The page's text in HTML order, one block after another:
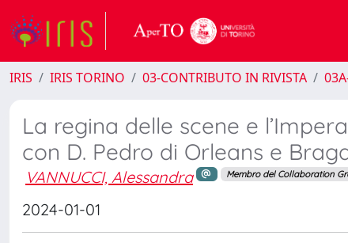
IRIS IRIS TORINO 03-CONTRIBUTO IN RIVISTA
La regina delle scene e
con D. Pedro di Orleans e
VANNUCCI, Alessandra Membro del Collaboration
2024-01-01